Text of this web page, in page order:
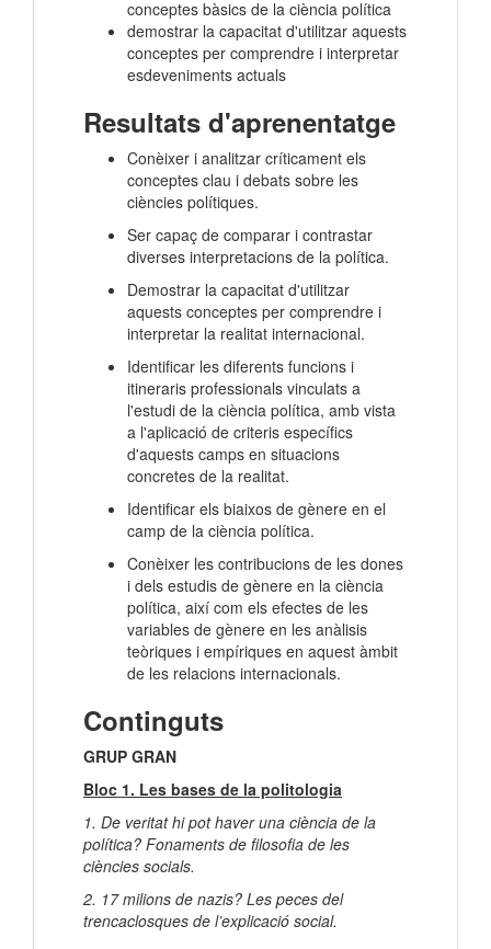
conceptes bàsics de la ciència política
demostrar la capacitat d'utilitzar aquests
conceptes per comprendre i interpretar
esdeveniments actuals
Resultats d'aprenentatge
Conèixer i analitzar críticament els
conceptes clau i debats sobre les
ciències polítiques.
Ser capaç de comparar i contrastar
diverses interpretacions de la política.
Demostrar la capacitat d'utilitzar
aquests conceptes per comprendre i
interpretar la realitat internacional.
Identificar les diferents funcions i
itineraris professionals vinculats a
l'estudi de la ciència política, amb vista
a l'aplicació de criteris específics
d'aquests camps en situacions
concretes de la realitat.
Identificar els biaixos de gènere en el
camp de la ciència política.
Conèixer les contribucions de les dones
i dels estudis de gènere en la ciència
política, així com els efectes de les
variables de gènere en les anàlisis
teòriques i empíriques en aquest àmbit
de les relacions internacionals.
Continguts
GRUP GRAN
Bloc 1. Les bases de la politologia
1. De veritat hi pot haver una ciència de la
política? Fonaments de filosofia de les
ciències socials.
2. 17 milions de nazis? Les peces del
trencaclosques de l’explicació social.